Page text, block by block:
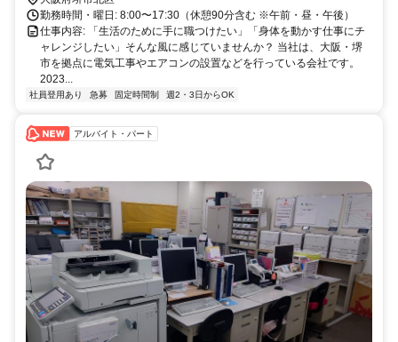
勤務時間・曜日: 8:00〜17:30（休憩90分含む ※午前・昼・午後）
仕事内容: 「生活のために手に職つけたい」「身体を動かす仕事にチ
ャレンジしたい」そんな風に感じていませんか？ 当社は、大阪・堺
市を拠点に電気工事やエアコンの設置などを行っている会社です。
2023...
社員登用あり 急募 固定時間制 週2・3日からOK
アルバイト・パート